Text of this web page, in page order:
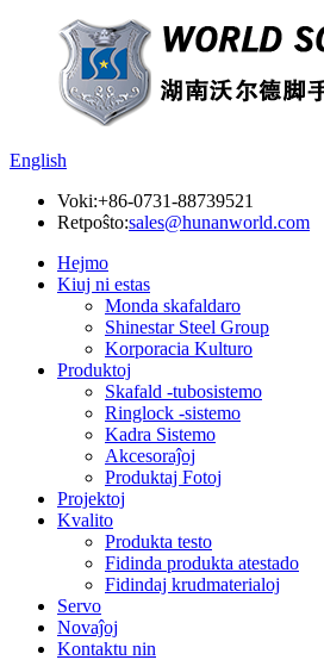
English
Voki:+86-0731-88739521
Retpoŝto:sales@hunanworld.com
Hejmo
Kiuj ni estas
Monda skafaldaro
Shinestar Steel Group
Korporacia Kulturo
Produktoj
Skafald -tubosistemo
Ringlock -sistemo
Kadra Sistemo
Akcesoraĵoj
Produktaj Fotoj
Projektoj
Kvalito
Produkta testo
Fidinda produkta atestado
Fidindaj krudmaterialoj
Servo
Novaĵoj
Kontaktu nin